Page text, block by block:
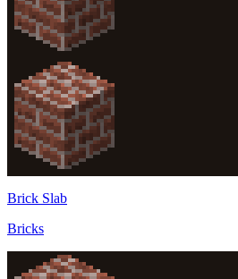
Brick Slab
Bricks